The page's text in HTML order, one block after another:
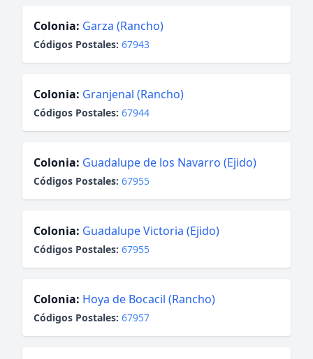
Colonia: Garza (Rancho)
Códigos Postales: 67943
Colonia: Granjenal (Rancho)
Códigos Postales: 67944
Colonia: Guadalupe de los Navarro (Ejido)
Códigos Postales: 67955
Colonia: Guadalupe Victoria (Ejido)
Códigos Postales: 67955
Colonia: Hoya de Bocacil (Rancho)
Códigos Postales: 67957